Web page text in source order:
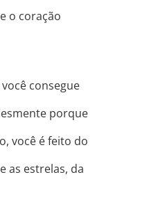
o coração
consegue
porque
você é feito do
as estrelas, da